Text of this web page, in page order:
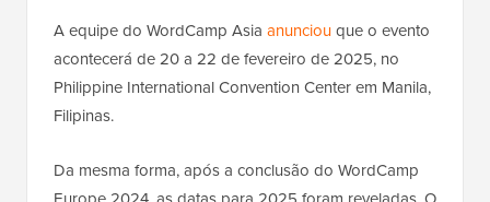
A equipe do WordCamp Asia anunciouque o evento
acontecerá de 20 a 22 de fevereiro de 2025, no
Philippine International Convention Center em Manila,
Filipinas.
Da mesma forma, após a conclusão do WordCamp